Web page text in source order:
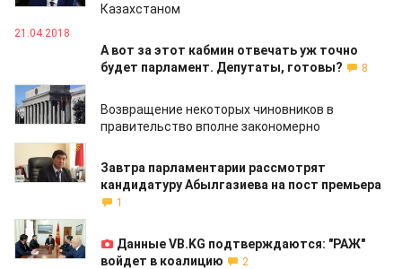
Казахстаном
21.04.2018
А вот за этот кабмин отвечать уж точно
будет парламент. Депутаты, готовы?
8
20.04.2018
Возвращение некоторых чиновников в
правительство вполне закономерно
19.04.2018
Завтра парламентарии рассмотрят
кандидатуру Абылгазиева на пост премьера
1
19.04.2018
Данные VB.KG подтверждаются: "РАЖ"
войдет в коалицию
2